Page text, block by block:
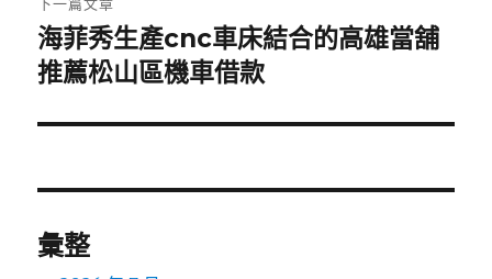
下
一
文
海菲秀生產cnc車床結合的高雄當舖
推薦松山區機車借款
彙整